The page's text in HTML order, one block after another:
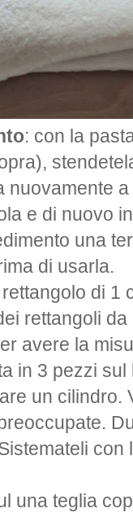
: con la
nuovamente
e di nuovo
una
di usarla.
di 1
rettangoli
avere la
in 3 pezzi
un cilindro.
una teglia